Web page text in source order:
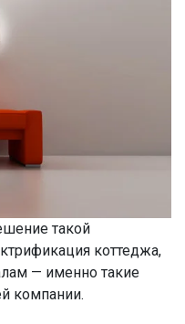
такой
коттеджа,
— именно такие
компании.